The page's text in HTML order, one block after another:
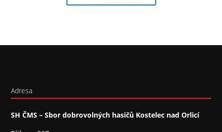
Adresa
SH ČMS – Sbor dobrovolných hasičů Kostelec nad Orlicí